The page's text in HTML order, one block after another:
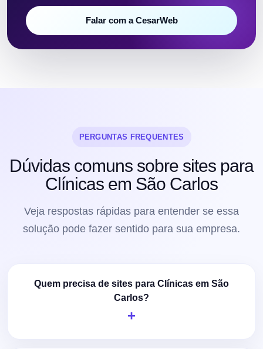
Falar com a CesarWeb
PERGUNTAS FREQUENTES
Dúvidas comuns sobre sites para
Clínicas em São Carlos
Veja respostas rápidas para entender se essa
solução pode fazer sentido para sua empresa.
Quem precisa de sites para Clínicas em São
Carlos?